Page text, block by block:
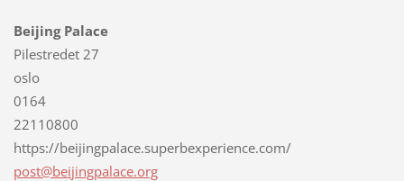
Beijing Palace
Pilestredet 27
oslo
0164
22110800
https://beijingpalace.superbexperience.com/
post@beijingpalace.org